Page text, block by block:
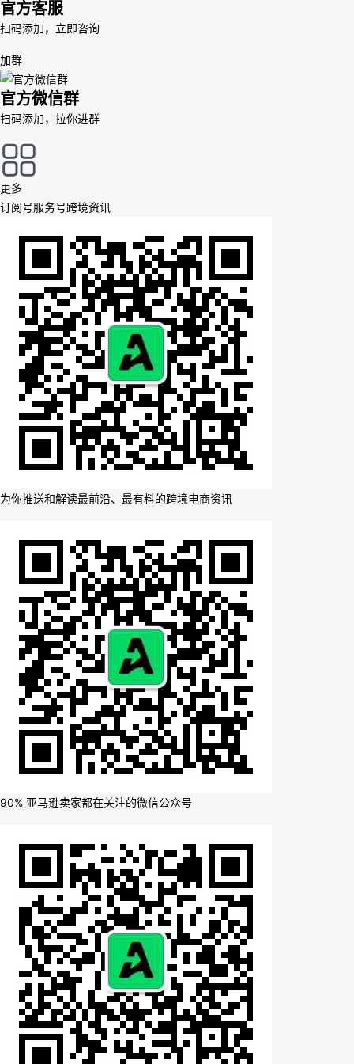
官方客服
扫码添加，立即咨询
加群
官方微信群
扫码添加，拉你进群
更多
订阅号服务号跨境资讯
为你推送和解读最前沿、最有料的跨境电商资讯
90% 亚马逊卖家都在关注的微信公众号